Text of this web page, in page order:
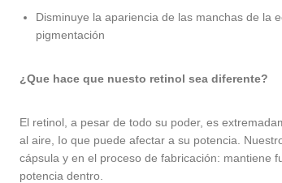
Disminuye la apariencia de las manchas de la
pigmentación
¿Que hace que nuesto retinol sea diferente?
El retinol, a pesar de todo su poder, es
al aire, Io que puede afectar a su potencia.
cápsula y en el proceso de fabricación: mantiene
potencia dentro.